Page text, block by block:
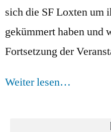
sich die SF Loxten um
gekümmert haben und
Fortsetzung der
Weiter lesen…